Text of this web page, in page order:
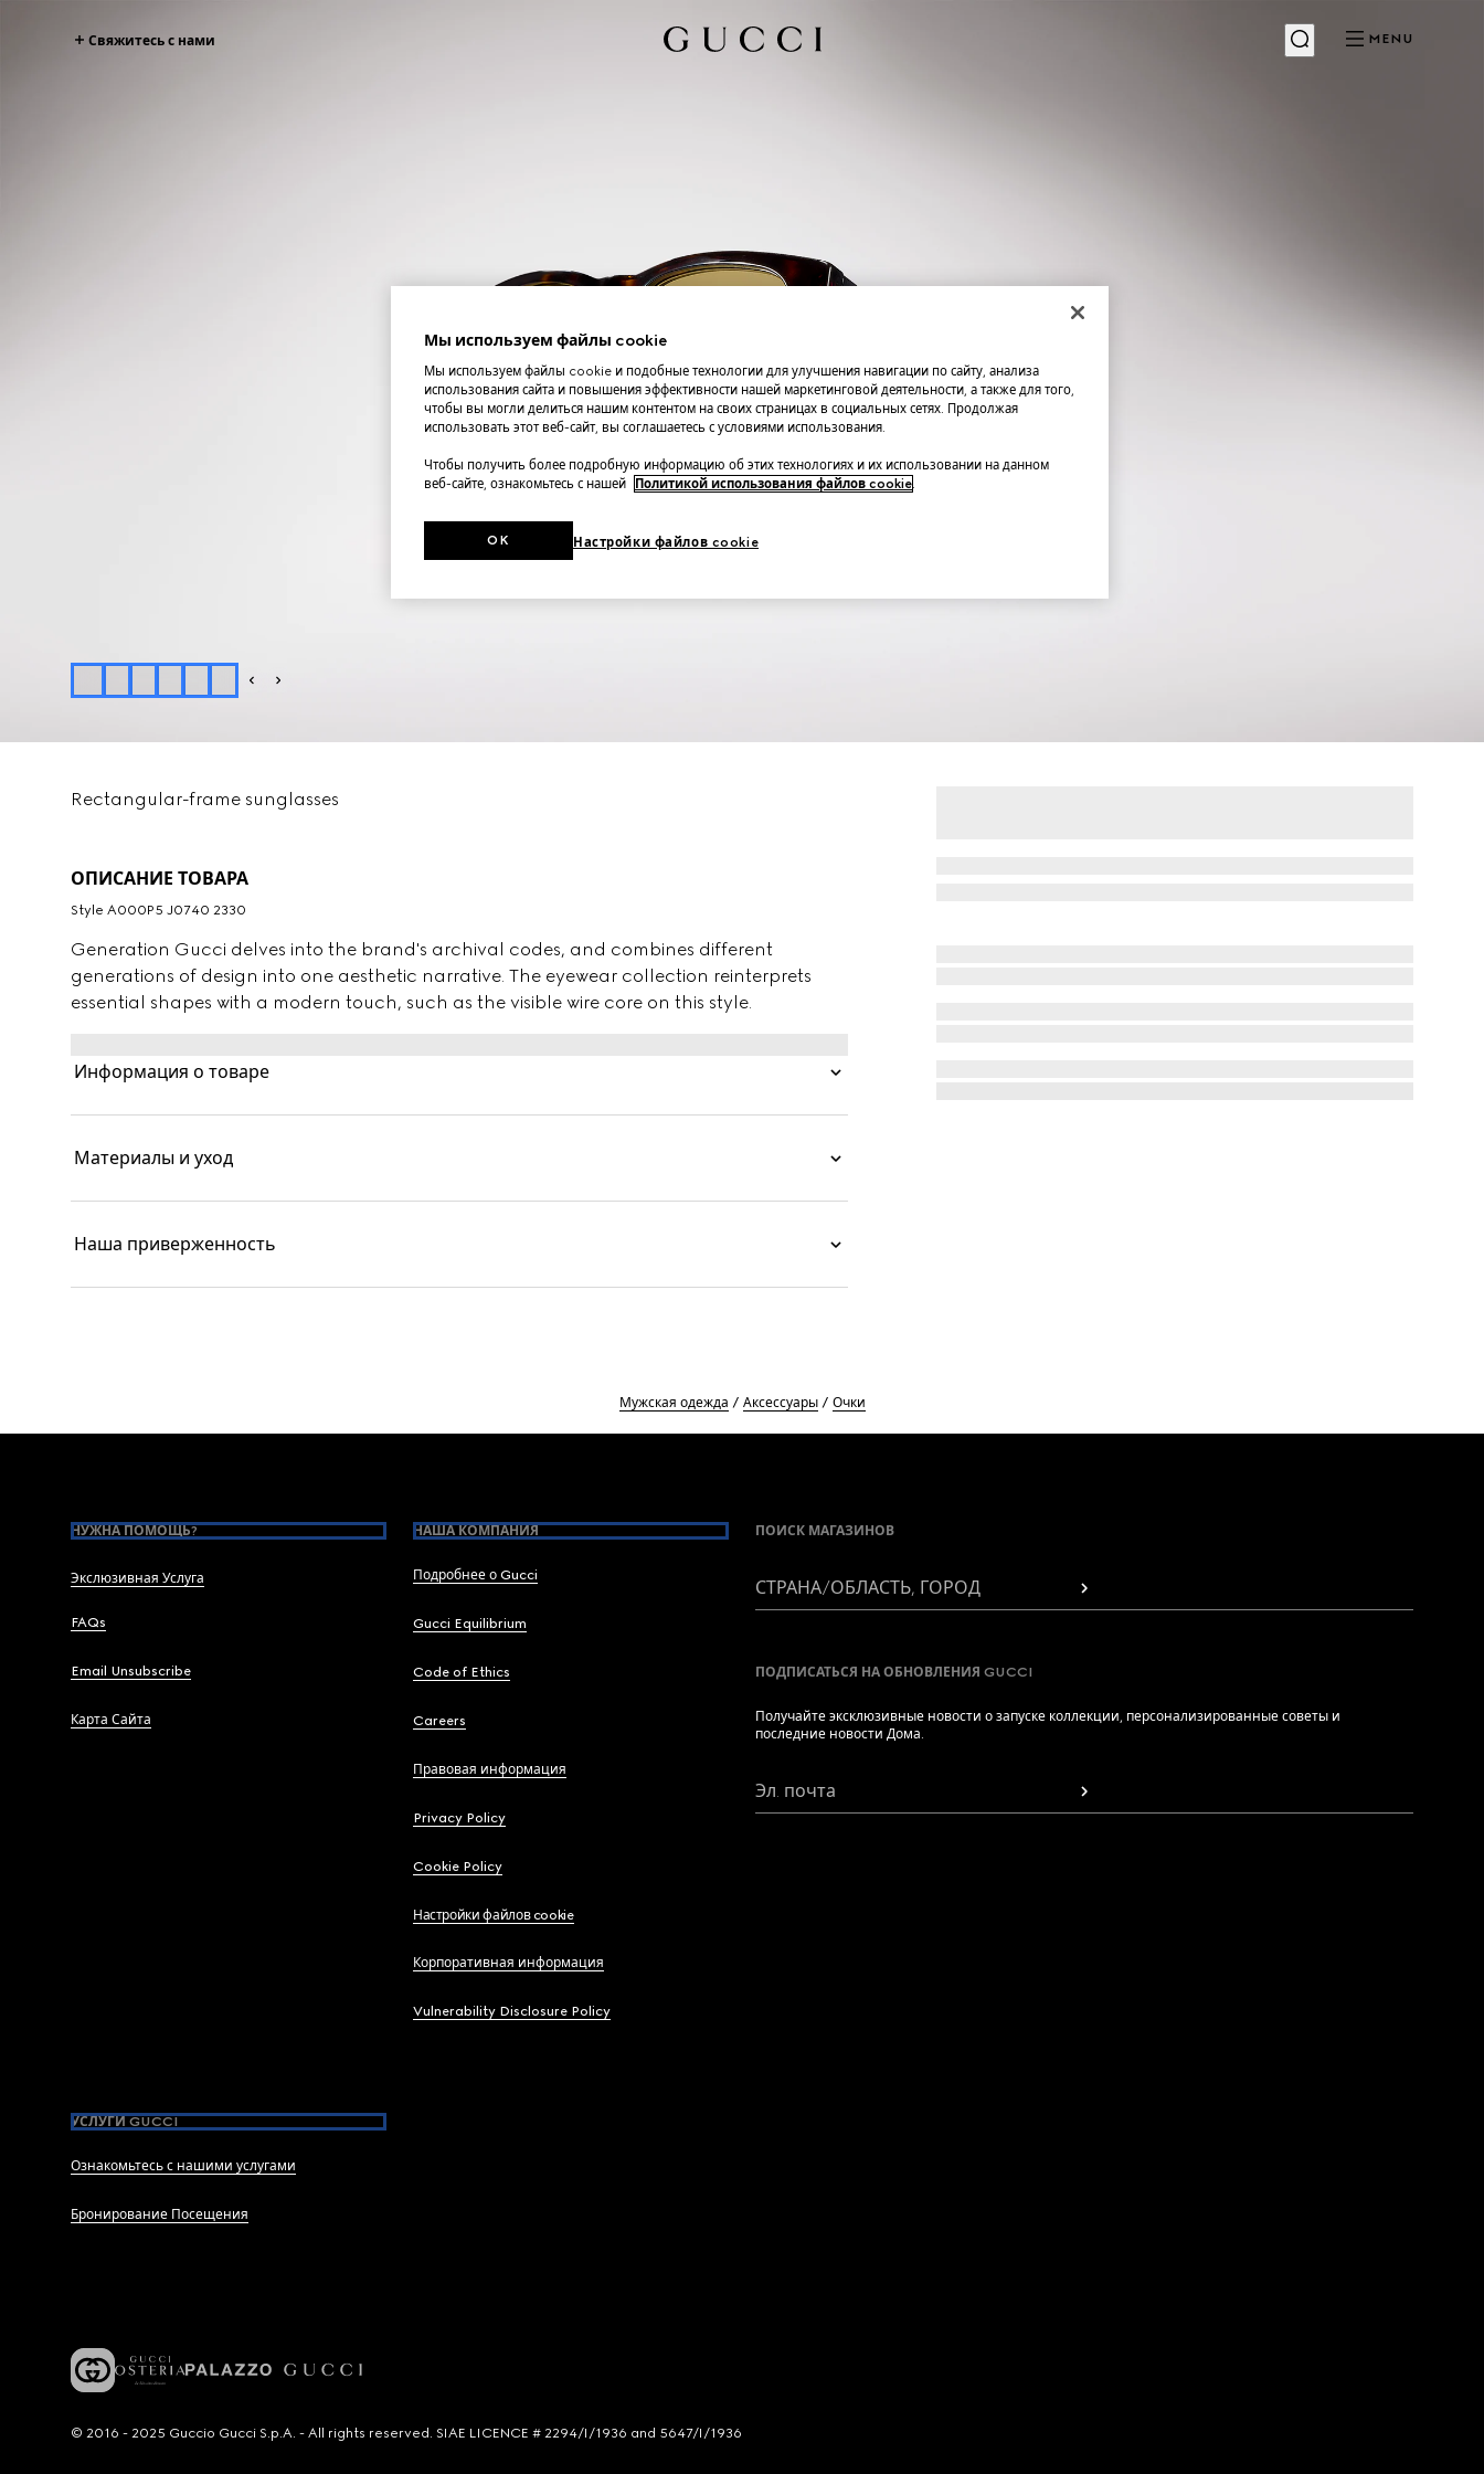
Свяжитесь с нами MENU
Rectangular-frame sunglasses
ОПИСАНИЕ ТОВАРА
Style ‎A000P5 J0740 2330
Generation Gucci delves into the brand's archival codes, and combines different
generations of design into one aesthetic narrative. The eyewear collection reinterprets
essential shapes with a modern touch, such as the visible wire core on this style.
Информация о товаре
Материалы и уход
Наша приверженность
Мужская одежда Аксессуары Очки
НУЖНА ПОМОЩЬ?
Экслюзивная Услуга
FAQs
Email Unsubscribe
Карта Сайта
НАША КОМПАНИЯ
Подробнее о Gucci
Gucci Equilibrium
Code of Ethics
Careers
Правовая информация
Privacy Policy
Cookie Policy
Настройки файлов cookie
Корпоративная информация
Vulnerability Disclosure Policy
УСЛУГИ GUCCI
Ознакомьтесь с нашими услугами
Бронирование Посещения
ПОИСК МАГАЗИНОВ
СТРАНА/ОБЛАСТЬ, ГОРОД
ПОДПИСАТЬСЯ НА ОБНОВЛЕНИЯ GUCCI
Получайте эксклюзивные новости о запуске коллекции, персонализированные советы и
последние новости Дома.
Эл. почта
© 2016 - 2025 Guccio Gucci S.p.A. - All rights reserved. SIAE LICENCE # 2294/I/1936 and 5647/I/1936
Мы используем файлы cookie
Мы используем файлы cookie и подобные технологии для улучшения навигации по сайту, анализа
использования сайта и повышения эффективности нашей маркетинговой деятельности, а также для того,
чтобы вы могли делиться нашим контентом на своих страницах в социальных сетях. Продолжая
использовать этот веб-сайт, вы соглашаетесь с условиями использования.
Чтобы получить более подробную информацию об этих технологиях и их использовании на данном
веб-сайте, ознакомьтесь с нашей
Политикой использования файлов cookie.
Настройки файлов cookie
OK